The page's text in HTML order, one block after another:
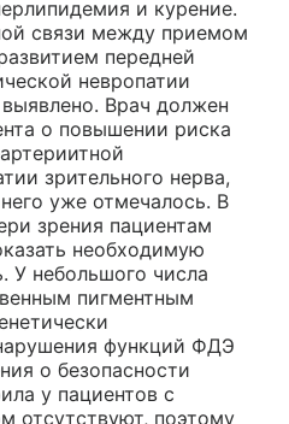
и курение.
связи между приемом
передней
невропатии
Врач должен
о повышении риска
зрительного нерва,
уже отмечалось. В
зрения пациентам
необходимую
небольшого числа
пигментным
функций ФДЭ
о безопасности
у пациентов с
отсутствуют, поэтому